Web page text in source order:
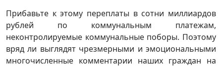
Прибавьте к этому переплаты в сотни миллиардов
рублей по коммунальным платежам,
неконтролируемые коммунальные поборы. Поэтому
вряд ли выглядят чрезмерными и эмоциональными
многочисленные комментарии наших граждан на